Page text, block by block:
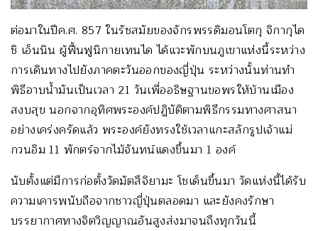
ต่อมาในปีค.ศ. 857 ในรัชสมัยของจักรพรรดิมอนโตกุ จิกากุได
ชิ เอ็นนิน ผู้ฟื้นฟูนิกายเทนได ได้แวะพักบนภูเขาแห่งนี้ระหว่าง
การเดินทางไปยังภาคตะวันออกของญี่ปุ่น ระหว่างนั้นท่านทำ
พิธีอาบน้ำมันเป็นเวลา 21 วันเพื่ออธิษฐานขอพรให้บ้านเมือง
สงบสุข นอกจากอุทิศพระองค์ปฏิบัติตามพิธีกรรมทางศาสนา
อย่างเคร่งครัดแล้ว พระองค์ยังทรงใช้เวลาแกะสลักรูปเจ้าแม่
กวนอิม 11 พักตร์จากไม้จันทน์แดงขึ้นมา 1 องค์
นับตั้งแต่มีการก่อตั้งวัดมัตสึจิยามะ โชเด็นขึ้นมา วัดแห่งนี้ได้รับ
ความเคารพนับถือจากชาวญี่ปุ่นตลอดมา และยังคงรักษา
บรรยากาศทางจิตวิญญาณอันสูงส่งมาจนถึงทุกวันนี้